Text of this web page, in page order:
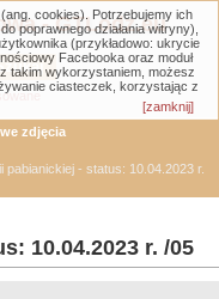
- GTLodz.eu
zdjęcia
pabianickiej - status: 10.04.2023 r.
10.04.2023 r. /05
cookies). Potrzebujemy ich
poprawnego działania witryny),
(przykładowo: ukrycie
Facebooka oraz moduł
takim wykorzystaniem, możesz
ciasteczek, korzystając z
[zamknij]